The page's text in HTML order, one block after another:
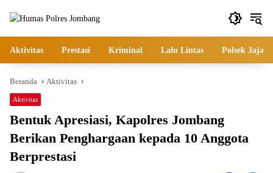
Aktivitas Prestasi Kriminal Lalu Lintas Polsek
Beranda Aktivitas
Aktivitas
Bentuk Apresiasi, Kapolres Jombang
Berikan Penghargaan kepada 10 Anggota
Berprestasi